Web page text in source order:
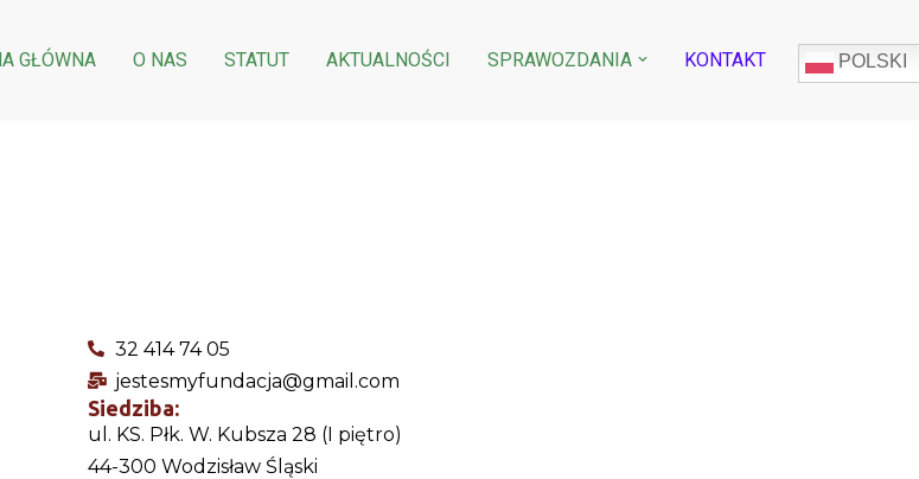
GŁÓWNA O NAS STATUT AKTUALNOŚCI SPRAWOZDANIA KONTAKT POLSKI
32 414 74 05
jestesmyfundacja@gmail.com
Siedziba:
ul. KS. Płk. W. Kubsza 28 (I piętro)
44-300 Wodzisław Śląski